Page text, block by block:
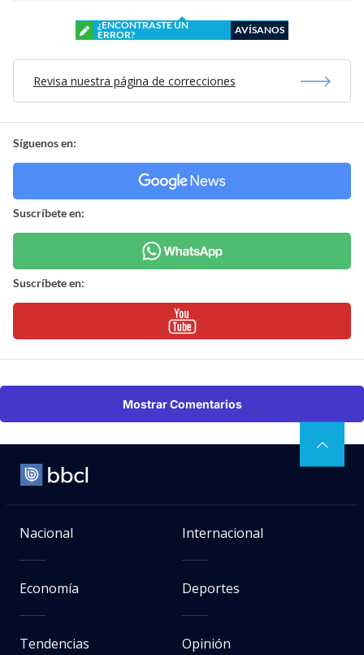
¿ENCONTRASTE UN
ERROR?
AVÍSANOS
Revisa nuestra página de correcciones
Síguenos en:
Suscríbete en:
Suscríbete en:
Mostrar Comentarios
Nacional Internacional
Economía Deportes
Tendencias Opinión